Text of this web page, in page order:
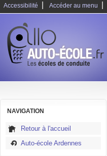
Accessibilité Accéder au menu
NAVIGATION
Retour à l'accueil
Auto-école Ardennes